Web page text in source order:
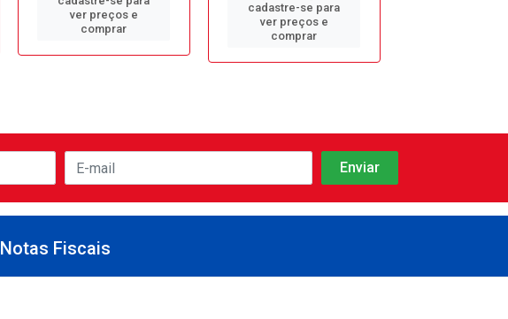
ver preços e
comprar
cadastre-se para
ver preços e
comprar
Notas Fiscais